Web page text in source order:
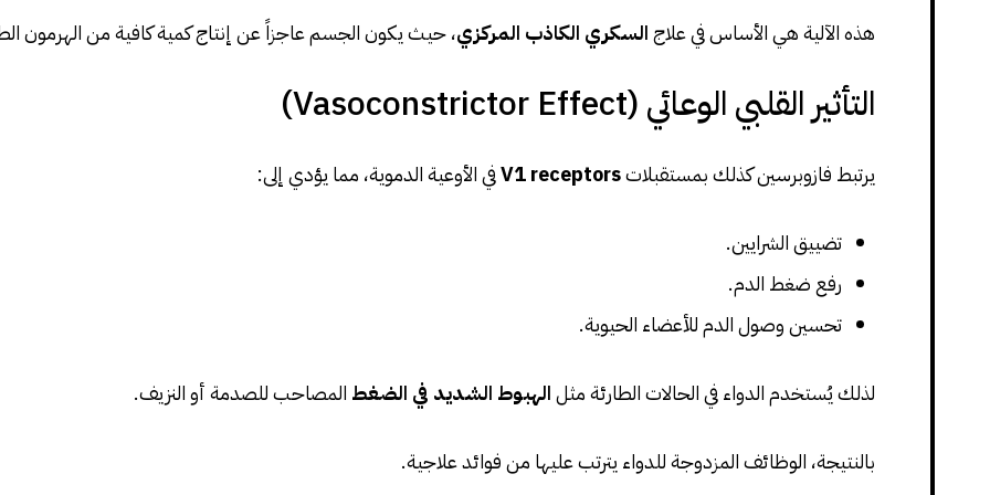
هذه الآلية هي الأساس في علاجالسكري الكاذب المركزي، حيث يكون الجسم عاجزاً عن إنتاج كمية كافية من الهرمون
التأثير القلبي الوعائي (Vasoconstrictor Effect)
يرتبط فازوبرسين كذلك بمستقبلاتV1 receptorsفي الأوعية الدموية، مما يؤدي إلى:
تضييق الشرايين.
رفع ضغط الدم.
تحسين وصول الدم للأعضاء الحيوية.
لذلك يُستخدم الدواء في الحالات الطارئة مثلالهبوط الشديد في الضغط المصاحب للصدمة أو النزيف.
بالنتيجة، الوظائف المزدوجة للدواء يترتب عليها من فوائد علاجية.